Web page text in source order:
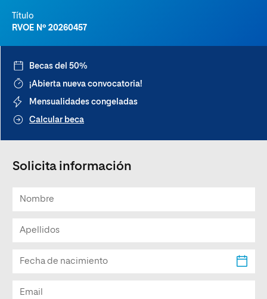
Título
RVOE Nº 20260457
Becas del 50%
¡Abierta nueva convocatoria!
Mensualidades congeladas
Calcular beca
Solicita información